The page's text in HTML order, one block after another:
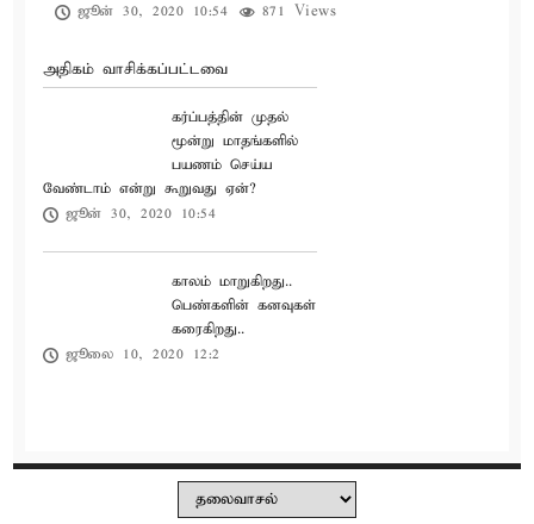
ஜூன் 30, 2020 10:54 871 Views
அதிகம் வாசிக்கப்பட்டவை
கர்ப்பத்தின் முதல்
மூன்று மாதங்களில்
பயணம் செய்ய
வேண்டாம் என்று கூறுவது ஏன்?
ஜூன் 30, 2020 10:54
காலம் மாறுகிறது..
பெண்களின் கனவுகள்
கரைகிறது..
ஜூலை 10, 2020 12:2